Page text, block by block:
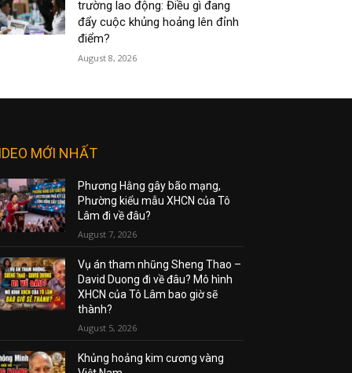
trường lao động: Điều gì đang
đẩy cuộc khủng hoảng lên đỉnh
điểm?
August 8, 2026
MỚI NHẤT
Phương Hằng gây bão mạng,
Phường kiểu mẫu XHCN của Tô
Lâm đi về đâu?
August 7, 2026
Vụ án tham nhũng Sheng Thao –
David Duong đi về đâu? Mô hình
XHCN của Tô Lâm bao giờ sẽ
thành?
August 5, 2026
Khủng hoảng kim cương vàng